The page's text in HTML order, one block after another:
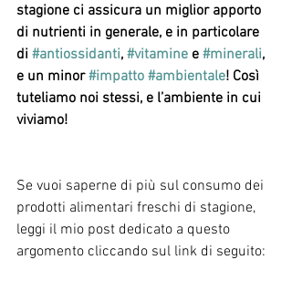
stagione ci assicura un miglior apporto
di nutrienti in generale, e in particolare
di #antiossidanti, #vitamine e #minerali,
e un minor #impatto #ambientale! Così
tuteliamo noi stessi, e l’ambiente in cui
viviamo!
Se vuoi saperne di più sul consumo dei
prodotti alimentari freschi di stagione,
leggi il mio post dedicato a questo
argomento cliccando sul link di seguito: